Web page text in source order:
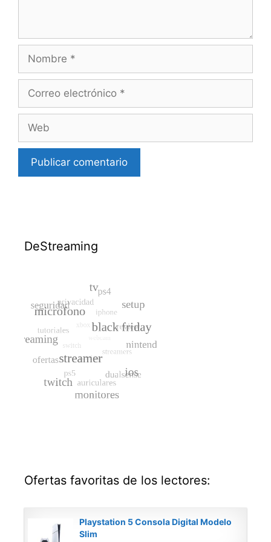
electrónico
DeStreaming
Ofertas favoritas de los lectores:
Playstation 5 Consola Digital Modelo
Slim